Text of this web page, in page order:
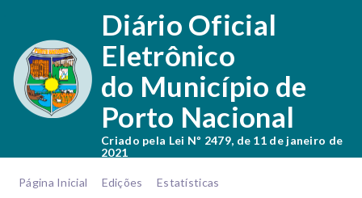
Diário Oficial
Eletrônico
do Município de
Porto Nacional
Criado pela Lei Nº 2479, de 11 de janeiro de
2021
Página Inicial
Edições
Estatísticas